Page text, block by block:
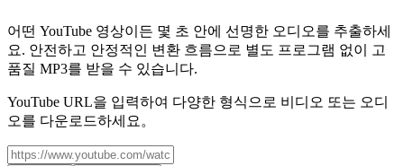
어떤 YouTube 영상이든 몇 초 안에 선명한 오디오를 추출하세
요. 안전하고 안정적인 변환 흐름으로 별도 프로그램 없이 고
품질 MP3를 받을 수 있습니다.
YouTube URL을 입력하여 다양한 형식으로 비디오 또는 오디
오를 다운로드하세요。